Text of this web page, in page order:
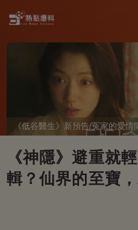
《神隱》避重就
輯？仙界的至寶